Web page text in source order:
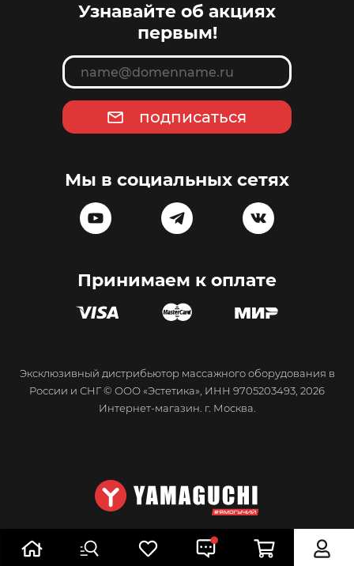
Узнавайте об акциях
первым!
подписаться
Мы в социальных сетях
Принимаем к оплате
Эксклюзивный дистрибьютор массажного оборудования в
России и СНГ © ООО «Эстетика», ИНН 9705203493, 2026
Интернет-магазин. г. Москва.